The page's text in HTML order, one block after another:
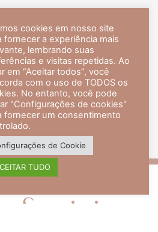
Medicina pela UFRJ.
pela UFRJ, tendo
em 2007.
Brasileira de Dermatologia,
de especialista.
mais +
Sociais
cookies em nosso site
fornecer a experiência mais
lembrando suas
e visitas repetidas. Ao
em “Aceitar todos”, você
com o uso de TODOS os
No entanto, você pode
"Configurações de cookies"
fornecer um consentimento
de Cookie
TUDO